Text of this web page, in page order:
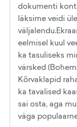
dokumenti
läksime veidi
eelmisel kuul
ka tasuliseks
värsked
Kõrvaklapid
ka tavalised
sai osta, aga
väga